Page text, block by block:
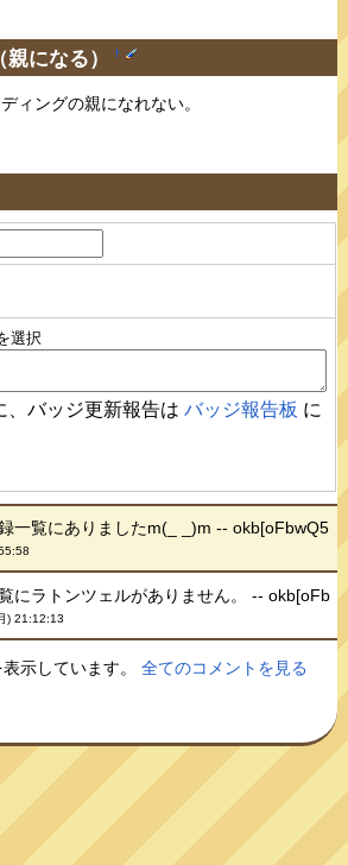
になる） †
ィングの親になれない。
選択
、バッジ更新報告はバッジ報告板 に
一覧にありましたm(_ _)m -- okb[oFbwQ5
にラトンツェルがありません。 -- okb[oFb
) 21:12:13
表示しています。全てのコメントを見る